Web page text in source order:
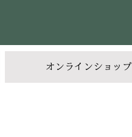
オンラインショップ